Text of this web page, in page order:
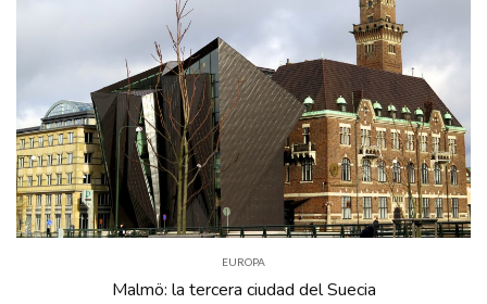
EUROPA
Malmö: la tercera ciudad del Suecia